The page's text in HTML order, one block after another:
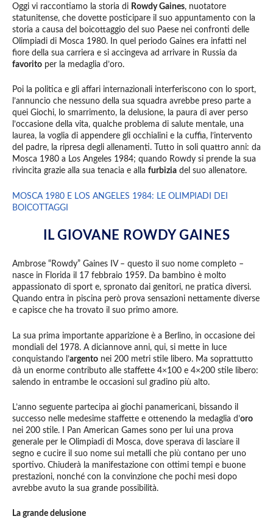
Oggi vi raccontiamo la storia di Rowdy Gaines, nuotatore
statunitense, che dovette posticipare il suo appuntamento con la
storia a causa del boicottaggio del suo Paese nei confronti delle
Olimpiadi di Mosca 1980. In quel periodo Gaines era infatti nel
fiore della sua carriera e si accingeva ad arrivare in Russia da
favorito per la medaglia d’oro.
Poi la politica e gli affari internazionali interferiscono con lo sport,
l’annuncio che nessuno della sua squadra avrebbe preso parte a
quei Giochi, lo smarrimento, la delusione, la paura di aver perso
l’occasione della vita, qualche problema di salute mentale, una
laurea, la voglia di appendere gli occhialini e la cuffia, l’intervento
del padre, la ripresa degli allenamenti. Tutto in soli quattro anni: da
Mosca 1980 a Los Angeles 1984; quando Rowdy si prende la sua
rivincita grazie alla sua tenacia e alla furbizia del suo allenatore.
MOSCA 1980 E LOS ANGELES 1984: LE OLIMPIADI DEI
BOICOTTAGGI
IL GIOVANE ROWDY GAINES
Ambrose “Rowdy” Gaines IV – questo il suo nome completo –
nasce in Florida il 17 febbraio 1959. Da bambino è molto
appassionato di sport e, spronato dai genitori, ne pratica diversi.
Quando entra in piscina però prova sensazioni nettamente diverse
e capisce che ha trovato il suo primo amore.
La sua prima importante apparizione è a Berlino, in occasione dei
mondiali del 1978. A diciannove anni, qui, si mette in luce
conquistando l’argento nei 200 metri stile libero. Ma soprattutto
dà un enorme contributo alle staffette 4×100 e 4×200 stile libero:
salendo in entrambe le occasioni sul gradino più alto.
L’anno seguente partecipa ai giochi panamericani, bissando il
successo nelle medesime staffette e ottenendo la medaglia d’oro
nei 200 stile. I Pan American Games sono per lui una prova
generale per le Olimpiadi di Mosca, dove sperava di lasciare il
segno e cucire il suo nome sui metalli che più contano per uno
sportivo. Chiuderà la manifestazione con ottimi tempi e buone
prestazioni, nonché con la convinzione che pochi mesi dopo
avrebbe avuto la sua grande possibilità.
La grande delusione